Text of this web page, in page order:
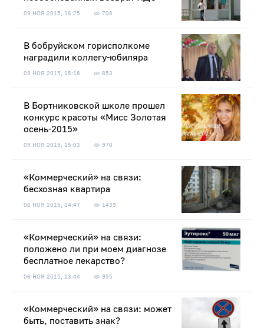
09 НОЯ 2015, 16:25 708
В бобруйском горисполкоме
наградили коллегу-юбиляра
09 НОЯ 2015, 15:18 853
В Бортниковской школе прошел
конкурс красоты «Мисс Золотая
осень-2015»
09 НОЯ 2015, 15:03 970
«Коммерческий» на связи:
бесхозная квартира
06 НОЯ 2015, 14:47 1439
«Коммерческий» на связи:
положено ли при моем диагнозе
бесплатное лекарство?
06 НОЯ 2015, 13:44 955
«Коммерческий» на связи: может
быть, поставить знак?